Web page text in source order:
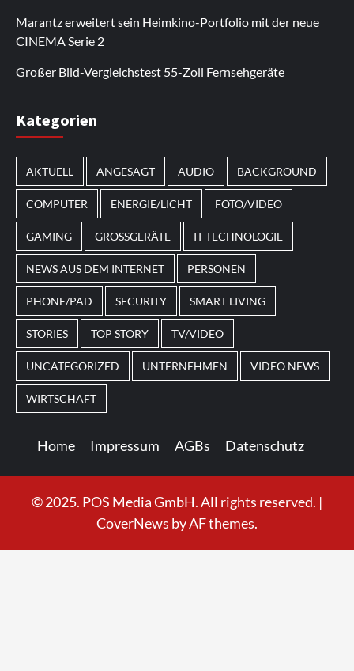
Bonusaktionen.
auch auf Desktop-Computern einwandfrei. Durch
regelmäßige Updates werden neue Inhalte
selbst über mobile Verbindungen schnell. Viele
Nutzer kehren zurück, um sich die
Marantz erweitert sein Heimkino-Portfolio mit der neue
CINEMA Serie 2
Großer Bild-Vergleichstest 55-Zoll Fernsehgeräte
Im Laufe des Jahres erscheinen thematische
Spielautomaten mit passenden Designs. Im Bereich
vonMagneticslotskönnen solche saisonalen Slots
beispielsweise an Feiertage oder besondere Events
angepasst sein.
Kategorien
AKTUELL ANGESAGT AUDIO BACKGROUND
COMPUTER ENERGIE/LICHT FOTO/VIDEO
GAMING GROSSGERÄTE IT TECHNOLOGIE
NEWS AUS DEM INTERNET PERSONEN
PHONE/PAD SECURITY SMART LIVING
STORIES TOP STORY TV/VIDEO
UNCATEGORIZED UNTERNEHMEN VIDEO NEWS
WIRTSCHAFT
Home Impressum AGBs Datenschutz
© 2025. POS Media GmbH. All rights reserved. |
CoverNews by AF themes.